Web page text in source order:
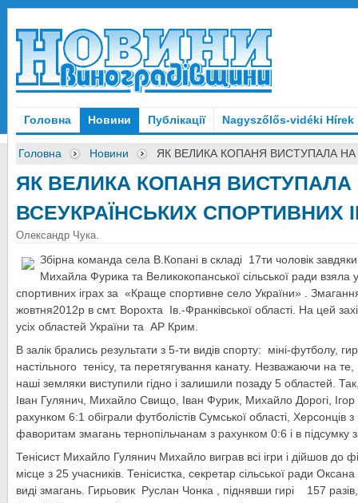
Головна Новини Публікації Nagyszőlős-vidéki Hírek
Головна Новини ЯК ВЕЛИКА КОПАНЯ ВИСТУПАЛА НА
ЯК ВЕЛИКА КОПАНЯ ВИСТУПАЛА
ВСЕУКРАЇНСЬКИХ СПОРТИВНИХ
Олександр Чука.
Збірна команда села В.Копані в складі 17ти чоловік
Михайла Фурика та Великокопанської сільської ради взяла
спортивних іграх за «Краще спортивне село України» .
жовтня2012р в смт. Ворохта Ів.-Франківської області. На цей
усіх областей України та АР Крим.
В залік брались результати з 5-ти видів спорту: міні-футболу,
настільного тенісу, та перетягування канату. Незважаючи на
наші земляки виступили гідно і залишили позаду 5 областей.
Іван Гулянич, Михайло Свищо, Іван Фурик, Михайло Дорогі,
рахунком 6:1 обіграли футболістів Сумської області, Херсонців
фаворитам змагань тернопільчанам з рахунком 0:6 і в підсумку
Тенісист Михайло Гулянич Михайло виграв всі ігри і дійшов до
місце з 25 учасників. Тенісистка, секретар сільської ради
виді змагань. Гирьовик Руслан Чонка , піднявши гирі 157